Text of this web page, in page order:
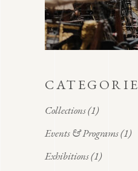
CATEGORIE
Collections(1)
Events & Programs(1)
Exhibitions(1)